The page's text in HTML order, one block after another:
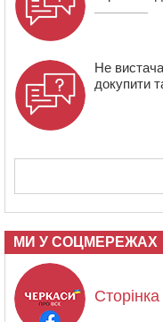
Не
докупити
МИ У СОЦМЕРЕЖАХ